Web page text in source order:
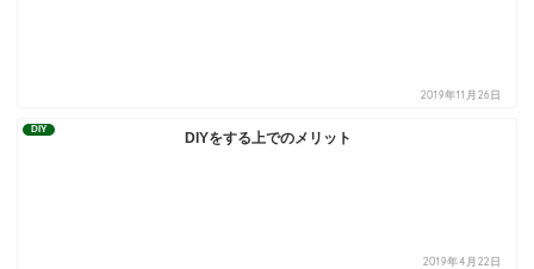
2019年11月26日
DIY
DIYをする上でのメリット
2019年4月22日